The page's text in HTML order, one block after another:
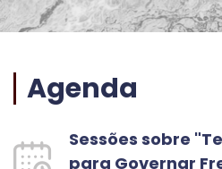
Agenda
Sessões sobre
para Governar